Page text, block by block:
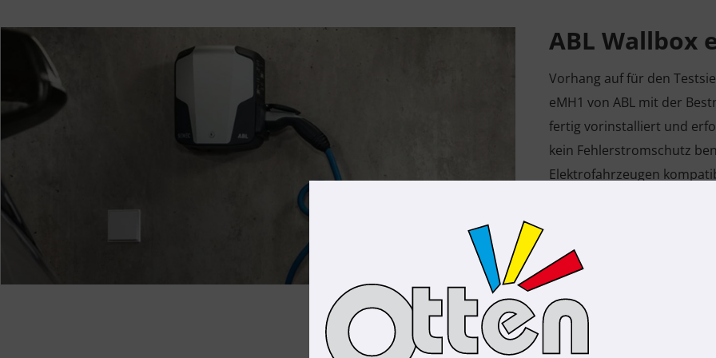
ABL Wallbox
Vorhang auf für den
eMH1 von ABL mit der
fertig vorinstalliert und
kein Fehlerstromschutz
Elektrofahrzeugen
oder Steckdose erhältlich
Mehr zur ABL